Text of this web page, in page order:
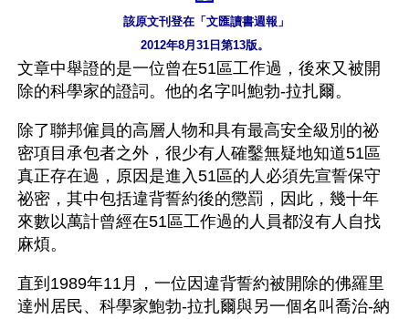
該原文刊登在「文匯讀書週報」
2012年8月31日第13版。
文章中舉證的是一位曾在51區工作過，後來又被開
除的科學家的證詞。他的名字叫鮑勃-拉扎爾。
除了聯邦僱員的高層人物和具有最高安全級別的祕
密項目承包者之外，很少有人確鑿無疑地知道51區
真正存在過，原因是進入51區的人必須先宣誓保守
祕密，其中包括違背誓約後的懲罰，因此，幾十年
來數以萬計曾經在51區工作過的人員都沒有人自找
麻煩。
直到1989年11月，一位因違背誓約被開除的佛羅里
達州居民、科學家鮑勃-拉扎爾與另一個名叫喬治-納